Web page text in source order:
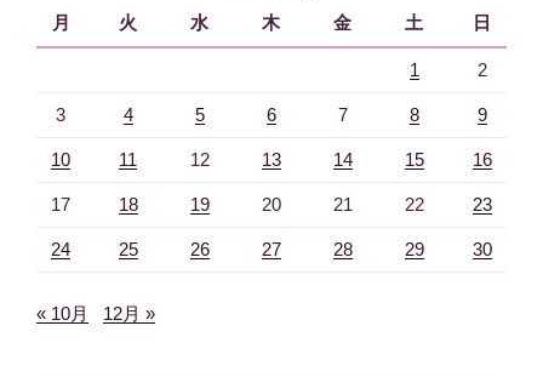
月
火 水 木 金 土 日
1 2
3 4 5 6 7 8 9
10 11 12 13 14 15 16
17 18 19 20 21 22 23
24 25 26 27 28 29 30
« 10月 12月 »